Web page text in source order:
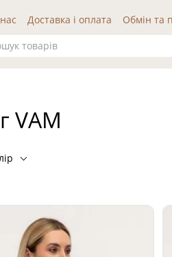
Доставка і оплата Обмін та
користувача
Публічна оферта
VAM